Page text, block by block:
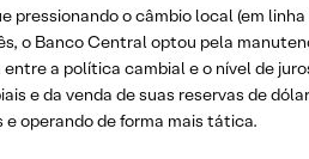
o câmbio local (em
o Banco Central optou pela
a política cambial e o nível de
e da venda de suas reservas de
operando de forma mais tática.